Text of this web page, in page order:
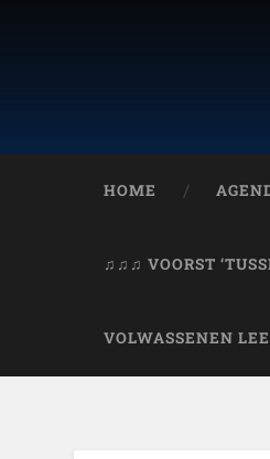
HOME
♫♫♫ VOORST
VOLWASSENEN